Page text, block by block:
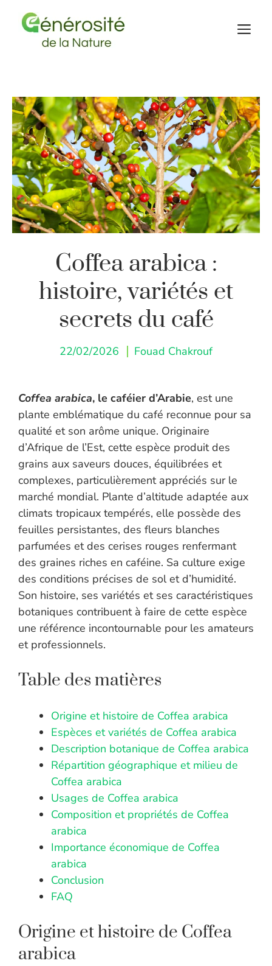
Coffea arabica :
histoire, variétés et
secrets du café
22/02/2026 Fouad Chakrouf
Coffea arabica, le caféier d’Arabie, est une
plante emblématique du café reconnue pour sa
qualité et son arôme unique. Originaire
d’Afrique de l’Est, cette espèce produit des
grains aux saveurs douces, équilibrées et
complexes, particulièrement appréciés sur le
marché mondial. Plante d’altitude adaptée aux
climats tropicaux tempérés, elle possède des
feuilles persistantes, des fleurs blanches
parfumées et des cerises rouges renfermant
des graines riches en caféine. Sa culture exige
des conditions précises de sol et d’humidité.
Son histoire, ses variétés et ses caractéristiques
botaniques contribuent à faire de cette espèce
une référence incontournable pour les amateurs
et professionnels.
Table des matières
Origine et histoire de Coffea arabica
Espèces et variétés de Coffea arabica
Description botanique de Coffea arabica
Répartition géographique et milieu de
Coffea arabica
Usages de Coffea arabica
Composition et propriétés de Coffea
arabica
Importance économique de Coffea
arabica
Conclusion
FAQ
Origine et histoire de Coffea
arabica